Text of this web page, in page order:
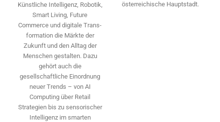
Künstliche Intelligenz, Robotik,
Smart Living, Future
Commerce und digitale Trans­
formation die Märkte der
Zukunft und den Alltag der
Menschen gestalten. Dazu
gehört auch die
gesellschaftliche Einordnung
neuer Trends – von AI
Computing über Retail
Strategien bis zu sensorischer
Intelligenz im smarten
österreichische Hauptstadt.